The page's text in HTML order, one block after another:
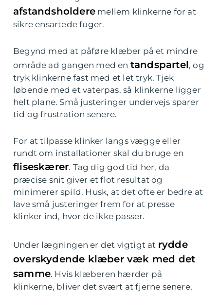
afstandsholdere mellem klinkerne for at
sikre ensartede fuger.
Begynd med at påføre klæber på et mindre
område ad gangen med en tandspartel, og
tryk klinkerne fast med et let tryk. Tjek
løbende med et vaterpas, så klinkerne ligger
helt plane. Små justeringer undervejs sparer
tid og frustration senere.
For at tilpasse klinker langs vægge eller
rundt om installationer skal du bruge en
fliseskærer. Tag dig god tid her, da
præcise snit giver et flot resultat og
minimerer spild. Husk, at det ofte er bedre at
lave små justeringer frem for at presse
klinker ind, hvor de ikke passer.
Under lægningen er det vigtigt at rydde
overskydende klæber væk med det
samme. Hvis klæberen hærder på
klinkerne, bliver det svært at fjerne senere,